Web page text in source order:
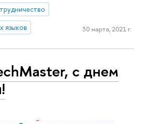
языков
30 марта, 2021 г.
с днем